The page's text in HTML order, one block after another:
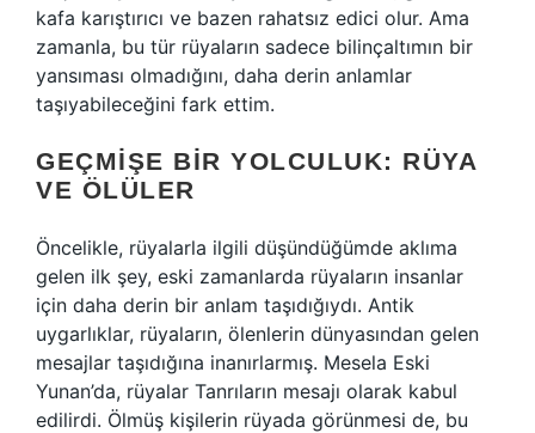
kafa karıştırıcı ve bazen rahatsız edici olur. Ama
zamanla, bu tür rüyaların sadece bilinçaltımın bir
yansıması olmadığını, daha derin anlamlar
taşıyabileceğini fark ettim.
GEÇMIŞE BIR YOLCULUK: RÜYA
VE ÖLÜLER
Öncelikle, rüyalarla ilgili düşündüğümde aklıma
gelen ilk şey, eski zamanlarda rüyaların insanlar
için daha derin bir anlam taşıdığıydı. Antik
uygarlıklar, rüyaların, ölenlerin dünyasından gelen
mesajlar taşıdığına inanırlarmış. Mesela Eski
Yunan’da, rüyalar Tanrıların mesajı olarak kabul
edilirdi. Ölmüş kişilerin rüyada görünmesi de, bu